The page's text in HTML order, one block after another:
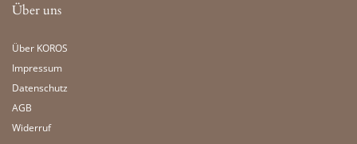
Über uns
Über KOROS
Impressum
Datenschutz
AGB
Widerruf